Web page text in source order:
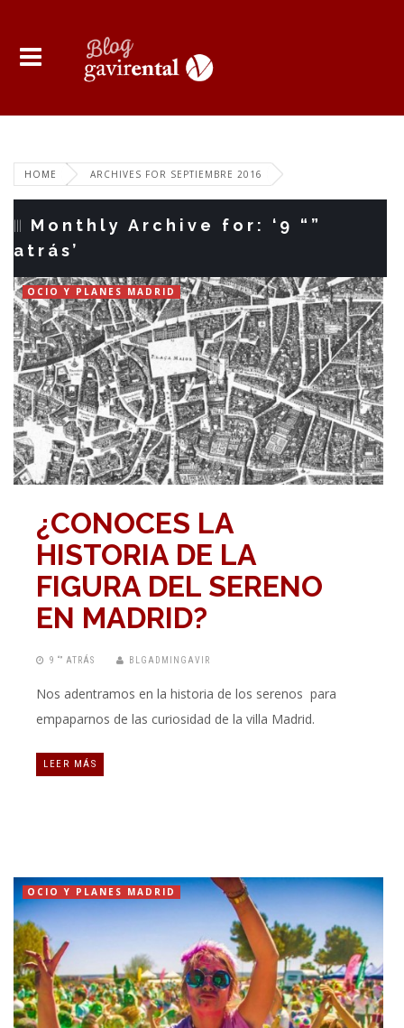
HOME ARCHIVES FOR SEPTIEMBRE 2016
Monthly Archive for: ‘9 “”
atrás’
OCIO Y PLANES MADRID
¿CONOCES LA
HISTORIA DE LA
FIGURA DEL SERENO
EN MADRID?
9 “” ATRÁS BLGADMINGAVIR
Nos adentramos en la historia de los serenos para
empaparnos de las curiosidad de la villa Madrid.
LEER MÁS
OCIO Y PLANES MADRID